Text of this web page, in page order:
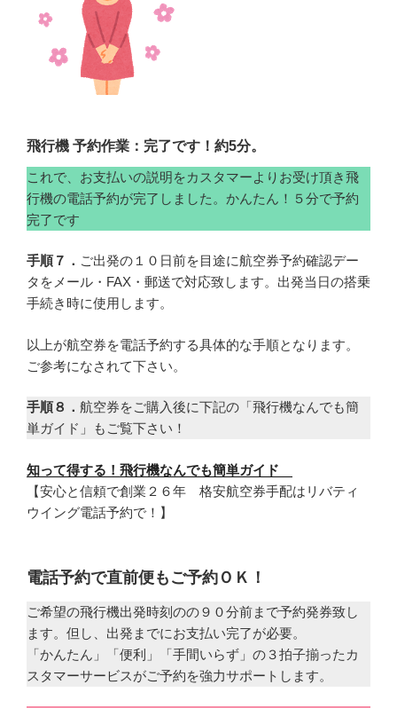
飛行機 予約作業：完了です！約5分。
これで、お支払いの説明をカスタマーよりお受け頂き飛
行機の電話予約が完了しました。かんたん！５分で予約
完了です
手順７． ご出発の１０日前を目途に航空券予約確認デー
タをメール・FAX・郵送で対応致します。出発当日の搭乗
手続き時に使用します。
以上が航空券を電話予約する具体的な手順となります。
ご参考になされて下さい。
手順８． 航空券をご購入後に下記の「飛行機なんでも簡
単ガイド」もご覧下さい！
知って得する！飛行機なんでも簡単ガイド
【安心と信頼で創業２６年 格安航空券手配はリバティ
ウイング電話予約で！】
電話予約で直前便もご予約ＯＫ！
ご希望の飛行機出発時刻のの９０分前まで予約発券致し
ます。但し、出発までにお支払い完了が必要。
「かんたん」「便利」「手間いらず」の３拍子揃ったカ
スタマーサービスがご予約を強力サポートします。